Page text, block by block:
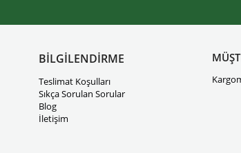
BİLGİLENDİRME
Teslimat Koşulları
Sıkça Sorulan Sorular
Blog
İletişim